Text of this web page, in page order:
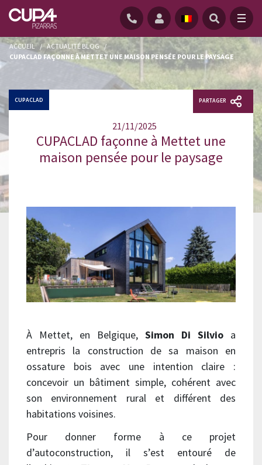
ACCUEIL / ACTUALITÉ BLOG /
CUPACLAD FAÇONNE À METTET UNE MAISON PENSÉE POUR LE PAYSAGE
CUPACLAD
21/11/2025
PARTAGER
CUPACLAD façonne à Mettet une
maison pensée pour le paysage
À Mettet, en Belgique, Simon Di Silvio a
entrepris la construction de sa maison en
ossature bois avec une intention claire :
concevoir un bâtiment simple, cohérent avec
son environnement rural et différent des
habitations voisines.
Pour donner forme à ce projet
d’autoconstruction, il s’est entouré de